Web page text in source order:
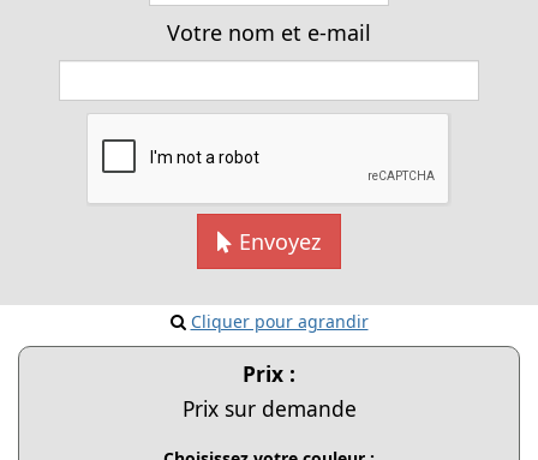
Cliquer pour agrandir
Prix :
Prix sur demande
Votre nom et e-mail
Envoyez